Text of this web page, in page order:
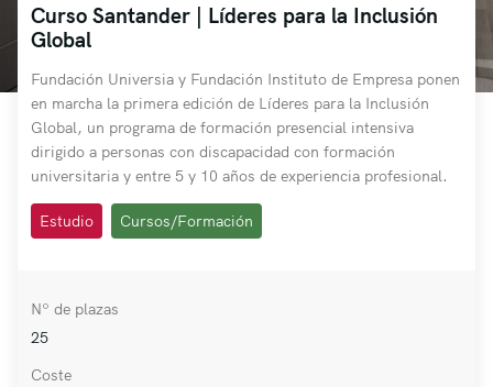
Curso Santander | Líderes para la Inclusión
Global
Fundación Universia y Fundación Instituto de Empresa ponen
en marcha la primera edición de Líderes para la Inclusión
Global, un programa de formación presencial intensiva
dirigido a personas con discapacidad con formación
universitaria y entre 5 y 10 años de experiencia profesional.
Estudio Cursos/Formación
Nº de plazas
25
Coste